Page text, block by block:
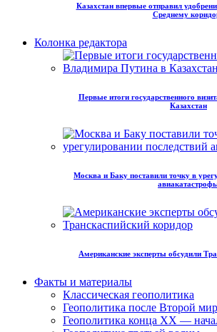
Казахстан впервые отправил
Среднему
Колонка редактора
Первые итоги государственного
Казахстан
Москва и Баку поставили точку в
Американские эксперты обсудили
Факты и материалы
Классическая геополитика
Геополитика после Второй
Геополитика конца XX —